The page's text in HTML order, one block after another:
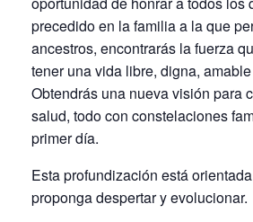
precedido en la familia a la que
ancestros, encontrarás la fuerza
tener una vida libre, digna,
Obtendrás una nueva visión para
salud, todo con constelaciones
primer día.
Esta profundización está
proponga despertar y evolucionar.